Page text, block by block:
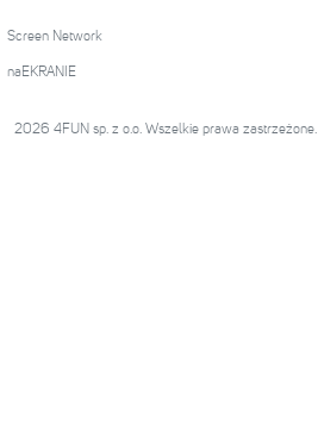
Screen Network
naEKRANIE
2026 4FUN sp. z o.o. Wszelkie prawa zastrzeżone.